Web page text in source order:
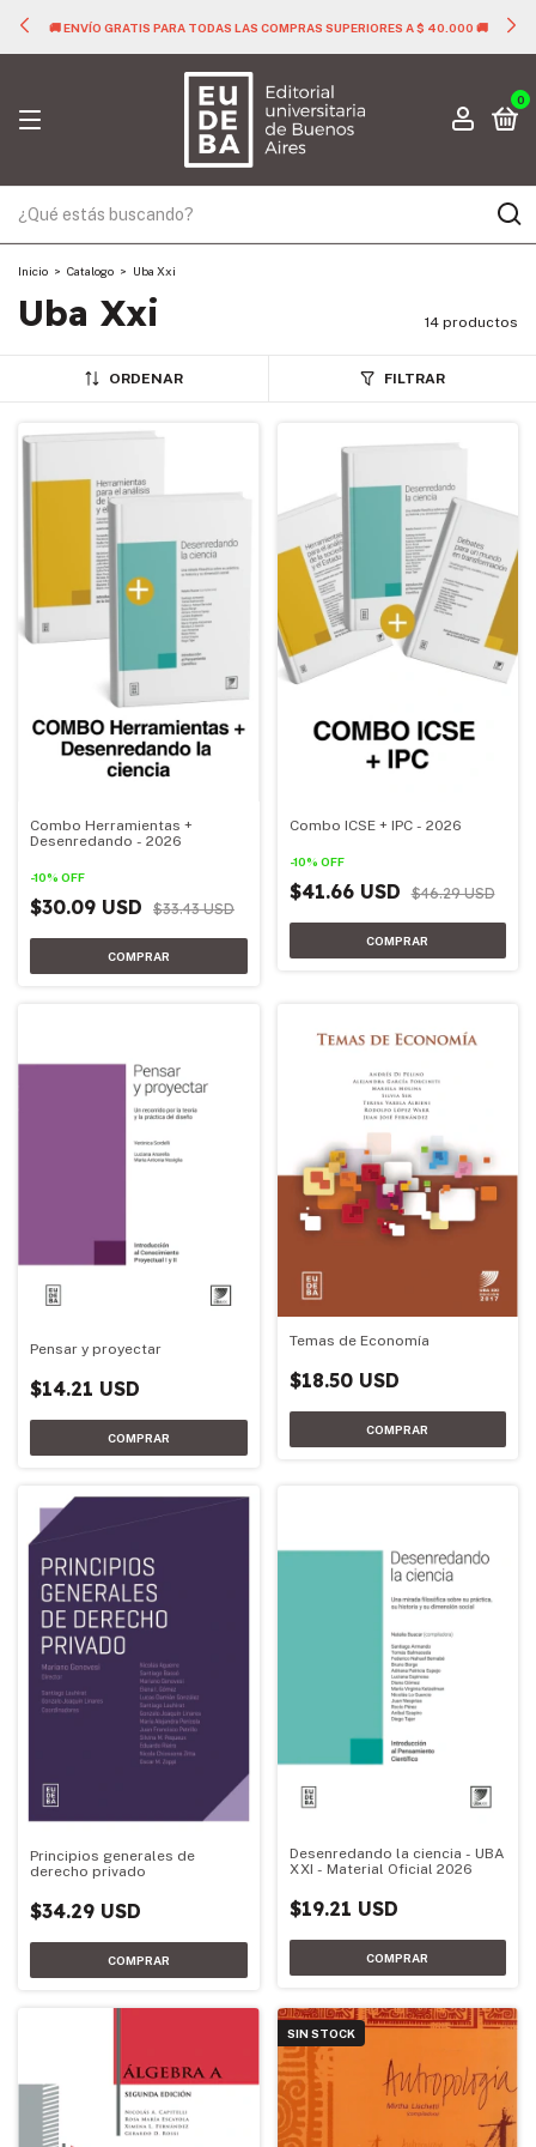
🚚 ENVÍO GRATIS PARA TODAS LAS COMPRAS SUPERIORES A $ 40.000 🚚
0
Inicio > Catalogo > Uba Xxi
Uba Xxi 14 productos
ORDENAR FILTRAR
Combo Herramientas +
Desenredando - 2026
-10% OFF
$30.09 USD $33.43 USD
Combo ICSE + IPC - 2026
-10% OFF
$41.66 USD $46.29 USD
Pensar y proyectar
$14.21 USD
Temas de Economía
$18.50 USD
Principios generales de
derecho privado
$34.29 USD
Desenredando la ciencia - UBA
XXI - Material Oficial 2026
$19.21 USD
SIN STOCK